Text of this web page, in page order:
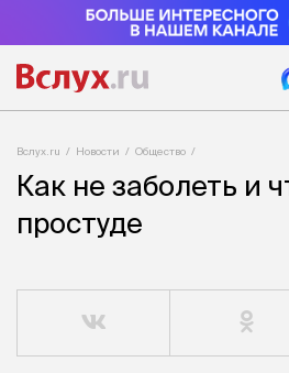
Вслух.ru Новости Общество
Как не заболеть и
простуде